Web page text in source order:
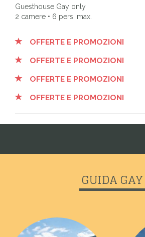
Guesthouse Gay only
2 camere • 6 pers. max.
OFFERTE E PROMOZIONI
OFFERTE E PROMOZIONI
OFFERTE E PROMOZIONI
OFFERTE E PROMOZIONI
GUIDA GAY